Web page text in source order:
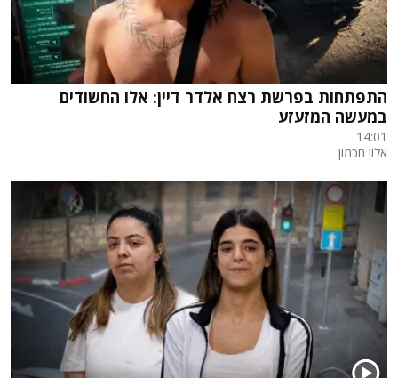
התפתחות בפרשת רצח אלדר דיין: אלו החשודים
במעשה המזעזע
14:01
אלון חכמון